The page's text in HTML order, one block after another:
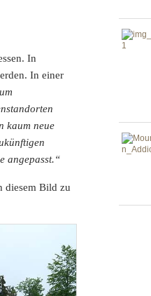
In
In einer
kaum neue
angepasst.“
diesem Bild zu